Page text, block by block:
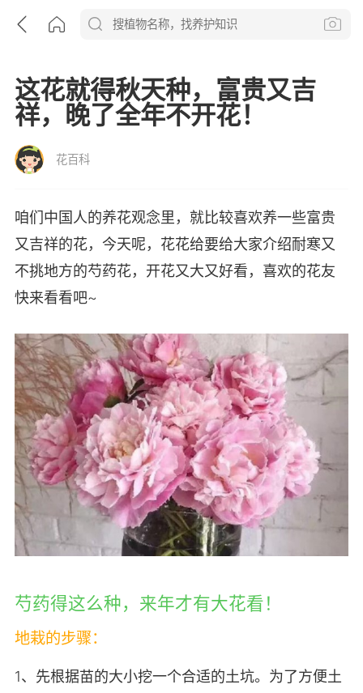
这花就得秋天种，富贵又吉
祥，晚了全年不开花！
花百科
咱们中国人的养花观念里，就比较喜欢养一些富贵
又吉祥的花，今天呢，花花给要给大家介绍耐寒又
不挑地方的芍药花，开花又大又好看，喜欢的花友
快来看看吧~
芍药得这么种，来年才有大花看！
地栽的步骤：
1、先根据苗的大小挖一个合适的土坑。为了方便土